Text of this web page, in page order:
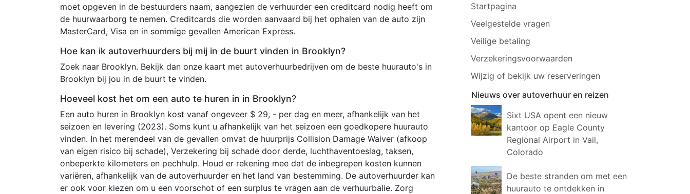
moet opgeven in de bestuurders naam, aangezien de verhuurder een creditcard nodig heeft om
de huurwaarborg te nemen. Creditcards die worden aanvaard bij het ophalen van de auto zijn
MasterCard, Visa en in sommige gevallen American Express.
Hoe kan ik autoverhuurders bij mij in de buurt vinden in Brooklyn?
Zoek naar Brooklyn. Bekijk dan onze kaart met autoverhuurbedrijven om de beste huurauto's in
Brooklyn bij jou in de buurt te vinden.
Hoeveel kost het om een auto te huren in in Brooklyn?
Een auto huren in Brooklyn kost vanaf ongeveer $ 29, - per dag en meer, afhankelijk van het
seizoen en levering (2023). Soms kunt u afhankelijk van het seizoen een goedkopere huurauto
vinden. In het merendeel van de gevallen omvat de huurprijs Collision Damage Waiver (afkoop
van eigen risico bij schade), Verzekering bij schade door derde, luchthaventoeslag, taksen,
onbeperkte kilometers en pechhulp. Houd er rekening mee dat de inbegrepen kosten kunnen
variëren, afhankelijk van de autoverhuurder en het land van bestemming. De autoverhuurder kan
er ook voor kiezen om u een voorschot of een surplus te vragen aan de verhuurbalie. Zorg
Startpagina
Veelgestelde vragen
Veilige betaling
Verzekeringsvoorwaarden
Wijzig of bekijk uw reserveringen
Nieuws over autoverhuur en reizen
Sixt USA opent een nieuw
kantoor op Eagle County
Regional Airport in Vail,
Colorado
De beste stranden om met een
huurauto te ontdekken in